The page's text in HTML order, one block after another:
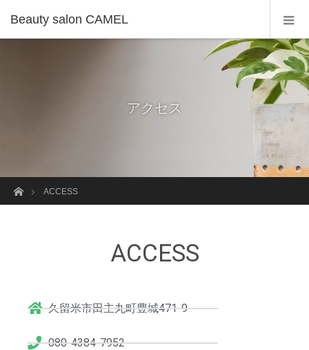
Beauty salon CAMEL
アクセス
ACCESS
ACCESS
久留米市田主丸町豊城471-9
080-4384-7952